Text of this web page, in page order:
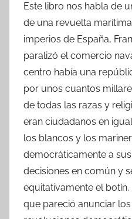
Este libro nos habla de
de una revuelta
imperios de España,
paralizó el comercio
centro había una
por unos cuantos
de todas las razas y
eran ciudadanos en
los blancos y los
democráticamente a
decisiones en común y
equitativamente el
que pareció anunciar